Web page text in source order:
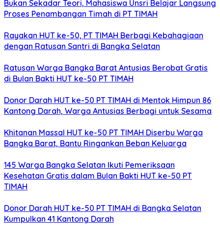
Bukan Sekadar Teori, Mahasiswa Unsri Belajar Langsung
Proses Penambangan Timah di PT TIMAH
Rayakan HUT ke-50, PT TIMAH Berbagi Kebahagiaan
dengan Ratusan Santri di Bangka Selatan
Ratusan Warga Bangka Barat Antusias Berobat Gratis
di Bulan Bakti HUT ke-50 PT TIMAH
Donor Darah HUT ke-50 PT TIMAH di Mentok Himpun 86
Kantong Darah, Warga Antusias Berbagi untuk Sesama
Khitanan Massal HUT ke-50 PT TIMAH Diserbu Warga
Bangka Barat, Bantu Ringankan Beban Keluarga
145 Warga Bangka Selatan Ikuti Pemeriksaan
Kesehatan Gratis dalam Bulan Bakti HUT ke-50 PT
TIMAH
Donor Darah HUT ke-50 PT TIMAH di Bangka Selatan
Kumpulkan 41 Kantong Darah